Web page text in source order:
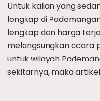
Untuk kalian yang
lengkap di
lengkap dan harga
melangsungkan acara
untuk wilayah
sekitarnya, maka